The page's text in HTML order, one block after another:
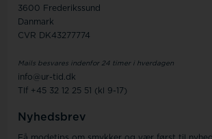
3600 Frederikssund
Danmark
CVR DK43277774
Mails besvares indenfor 24 timer i hverdagen
info@ur-tid.dk
Tlf +45 32 12 25 51 (kl 9-17)
Nyhedsbrev